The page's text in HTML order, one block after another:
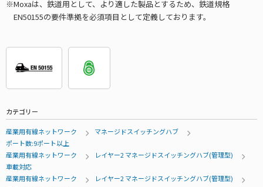
Moxaは、鉄道用として、より適した製品とするため、鉄道規格
EN50155の要件準拠を必須項目として定義しております。
カテゴリー
産業用有線ネットワーク
マネージドスイッチングハブ
ポート数:9ポート以上
産業用有線ネットワーク
レイヤー2 マネージドスイッチングハブ(管理型)
車載対応
産業用有線ネットワーク
レイヤー2 マネージドスイッチングハブ(管理型)